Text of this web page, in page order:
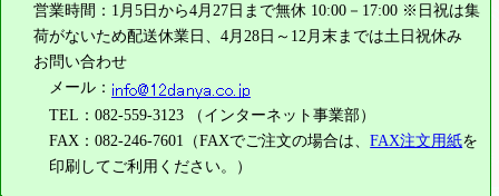
営業時間：1月5日から4月27日まで無休 10:00－17:00 ※日祝は集
荷がないため配送休業日、4月28日～12月末までは土日祝休み
お問い合わせ
メール：
TEL：082-559-3123 （インターネット事業部）
FAX：082-246-7601（FAXでご注文の場合は、FAX注文用紙を
印刷してご利用ください。）